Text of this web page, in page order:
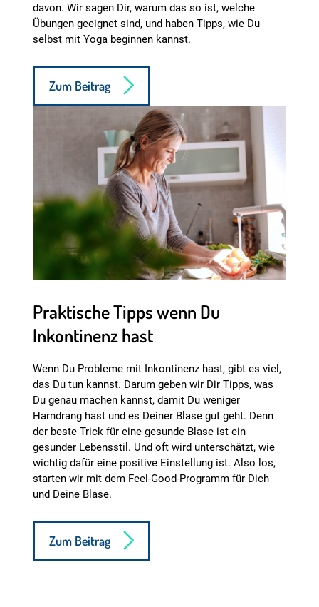
davon. Wir sagen Dir, warum das so ist, welche
Übungen geeignet sind, und haben Tipps, wie Du
selbst mit Yoga beginnen kannst.
Zum Beitrag
Praktische Tipps wenn Du
Inkontinenz hast
Wenn Du Probleme mit Inkontinenz hast, gibt es viel,
das Du tun kannst. Darum geben wir Dir Tipps, was
Du genau machen kannst, damit Du weniger
Harndrang hast und es Deiner Blase gut geht. Denn
der beste Trick für eine gesunde Blase ist ein
gesunder Lebensstil. Und oft wird unterschätzt, wie
wichtig dafür eine positive Einstellung ist. Also los,
starten wir mit dem Feel-Good-Programm für Dich
und Deine Blase.
Zum Beitrag